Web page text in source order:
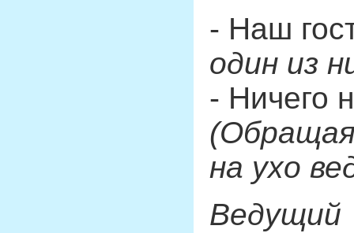
- Наш
один из
- Ничего
на ухо
Ведущий